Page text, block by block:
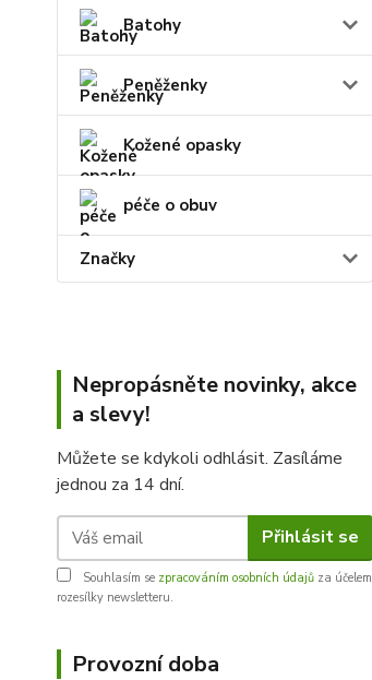
Batohy
Peněženky
Kožené opasky
péče o obuv
Značky
Nepropásněte novinky, akce
a slevy!
Můžete se kdykoli odhlásit. Zasíláme
jednou za 14 dní.
Přihlásit se
Souhlasím se zpracováním osobních údajů za účelem
rozesílky newsletteru.
Provozní doba